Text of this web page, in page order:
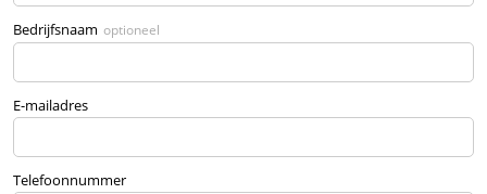
Bedrijfsnaam optioneel
E-mailadres
Telefoonnummer